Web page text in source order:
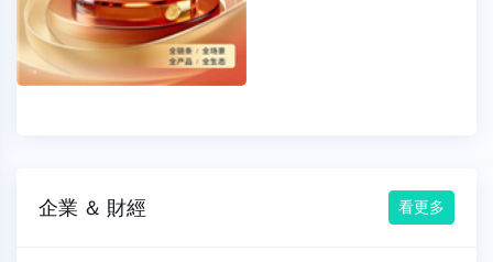
企業 ＆ 財經 看更多